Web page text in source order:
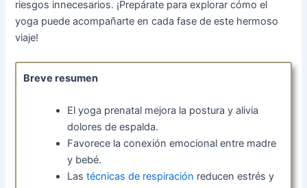
riesgos innecesarios. ¡Prepárate para explorar cómo el
yoga puede acompañarte en cada fase de este hermoso
viaje!
Breve resumen
El yoga prenatal mejora la postura y alivia
dolores de espalda.
Favorece la conexión emocional entre madre
y bebé.
Lastécnicas de respiración reducen estrés y